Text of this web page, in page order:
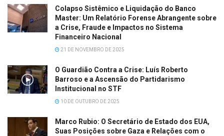
Colapso Sistêmico e Liquidação do Banco
Master: Um Relatório Forense Abrangente sobre
a Crise, Fraude e Impactos no Sistema
Financeiro Nacional
21 DE NOVEMBRO DE 2025
O Guardião Contra a Crise: Luís Roberto
Barroso e a Ascensão do Partidarismo
Institucional no STF
10 DE OUTUBRO DE 2025
Marco Rubio: O Secretário de Estado dos EUA,
Suas Posições sobre Gaza e Relações com o